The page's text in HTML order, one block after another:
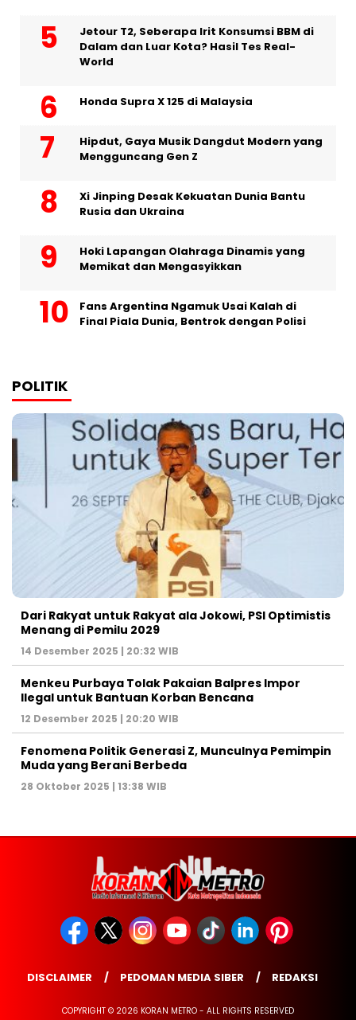
Jetour T2, Seberapa Irit Konsumsi BBM di
Dalam dan Luar Kota? Hasil Tes Real-
World
Honda Supra X 125 di Malaysia
Hipdut, Gaya Musik Dangdut Modern yang
Mengguncang Gen Z
Xi Jinping Desak Kekuatan Dunia Bantu
Rusia dan Ukraina
Hoki Lapangan Olahraga Dinamis yang
Memikat dan Mengasyikkan
Fans Argentina Ngamuk Usai Kalah di
Final Piala Dunia, Bentrok dengan Polisi
POLITIK
Dari Rakyat untuk Rakyat ala Jokowi, PSI Optimistis
Menang di Pemilu 2029
14 Desember 2025 | 20:32 WIB
Menkeu Purbaya Tolak Pakaian Balpres Impor
Ilegal untuk Bantuan Korban Bencana
12 Desember 2025 | 20:20 WIB
Fenomena Politik Generasi Z, Munculnya Pemimpin
Muda yang Berani Berbeda
28 Oktober 2025 | 13:38 WIB
DISCLAIMER PEDOMAN MEDIA SIBER REDAKSI
COPYRIGHT © 2026 KORAN METRO - ALL RIGHTS RESERVED